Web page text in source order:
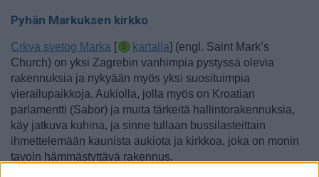
Pyhän Markuksen kirkko
Crkva svetog Marka kartalla ] (engl. Saint Mark’s
Church) on yksi Zagrebin vanhimpia pystyssä olevia
rakennuksia ja nykyään myös yksi suosituimpia
vierailupaikkoja. Aukiolla, jolla myös on Kroatian
parlamentti (Sabor) ja muita tärkeitä hallintorakennuksia,
käy jatkuva kuhina, ja sinne tullaan bussilasteittain
ihmettelemään kaunista aukiota ja kirkkoa, joka on monin
tavoin hämmästyttävä rakennus.